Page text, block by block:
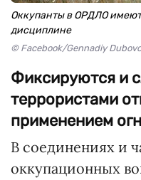
Оккупанты в ОРДЛО
дисциплине
© Facebook/Gennadiy
Фиксируются и
террористами
применением
В соединениях и
оккупационных